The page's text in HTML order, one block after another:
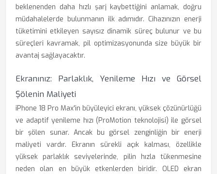
beklenenden daha hızlı şarj kaybettiğini anlamak, doğru
müdahalelerde bulunmanın ilk adımıdır. Cihazınızın enerji
tüketimini etkileyen sayısız dinamik süreç bulunur ve bu
süreçleri kavramak, pil optimizasyonunda size büyük bir
avantaj sağlayacaktır.
Ekranınız: Parlaklık, Yenileme Hızı ve Görsel
Şölenin Maliyeti
iPhone 18 Pro Max'in büyüleyici ekranı, yüksek çözünürlüğü
ve adaptif yenileme hızı (ProMotion teknolojisi) ile görsel
bir şölen sunar. Ancak bu görsel zenginliğin bir enerji
maliyeti vardır. Ekranın sürekli açık kalması, özellikle
yüksek parlaklık seviyelerinde, pilin hızla tükenmesine
neden olan en büyük etkenlerden biridir. OLED ekran